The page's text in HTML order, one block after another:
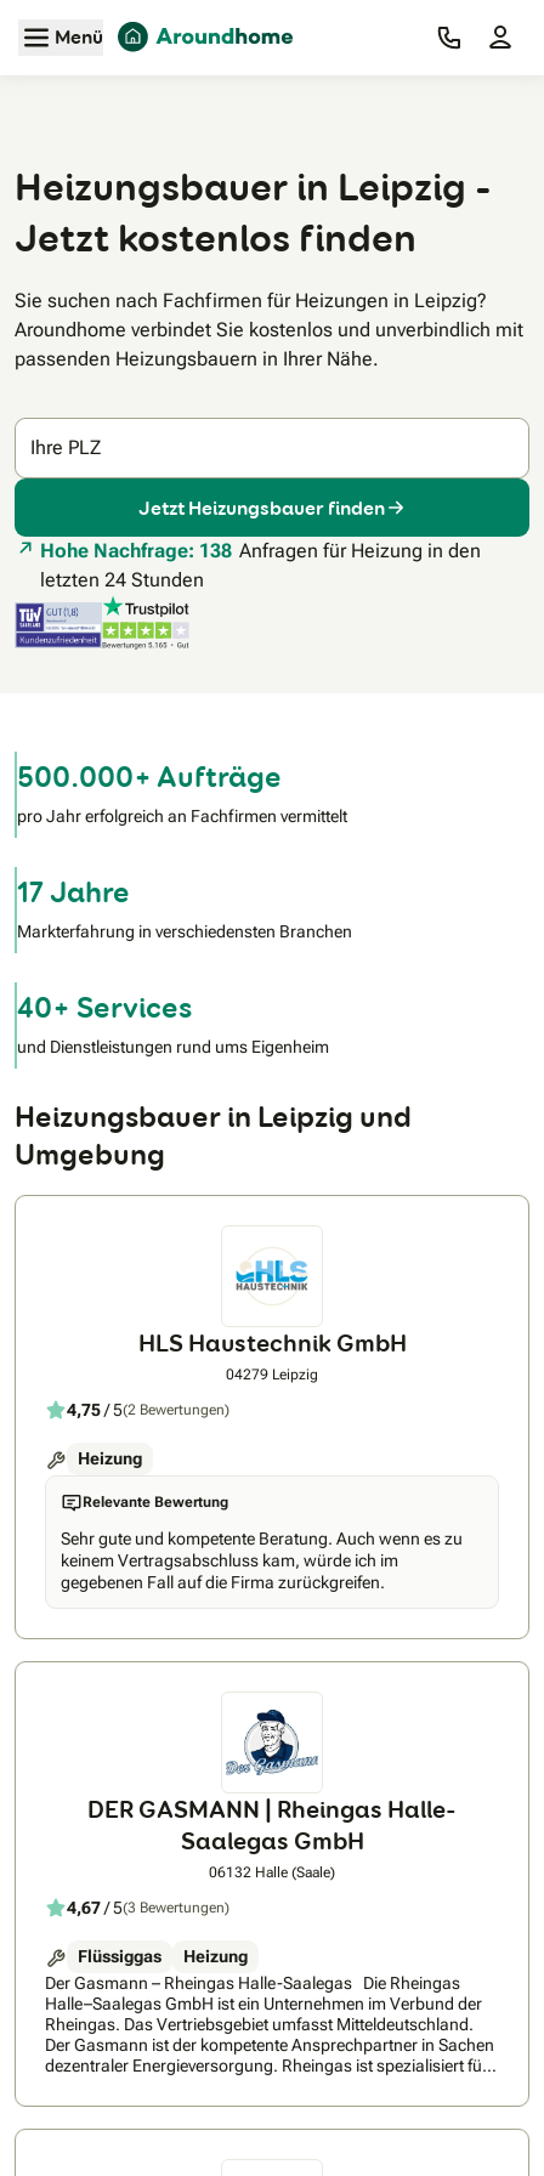
Zum Hauptinhalt
Menü
Heizungsbauer in Leipzig -
Jetzt kostenlos finden
Sie suchen nach Fachfirmen für Heizungen in Leipzig?
Aroundhome verbindet Sie kostenlos und unverbindlich mit
passenden Heizungsbauern in Ihrer Nähe.
Ihre PLZ
Jetzt Heizungsbauer finden
Hohe Nachfrage: 138 Anfragen für Heizung in den
letzten 24 Stunden
500.000+ Aufträge
pro Jahr erfolgreich an Fachfirmen vermittelt
17 Jahre
Markterfahrung in verschiedensten Branchen
40+ Services
und Dienstleistungen rund ums Eigenheim
Heizungsbauer in Leipzig und
Umgebung
HLS Haustechnik GmbH
04279 Leipzig
4,75/ 5(2 Bewertungen)
Heizung
Relevante Bewertung
Sehr gute und kompetente Beratung. Auch wenn es zu
keinem Vertragsabschluss kam, würde ich im
gegebenen Fall auf die Firma zurückgreifen.
DER GASMANN | Rheingas Halle-
Saalegas GmbH
06132 Halle (Saale)
4,67/ 5(3 Bewertungen)
Flüssiggas
Heizung
Der Gasmann – Rheingas Halle-Saalegas Die Rheingas
Halle–Saalegas GmbH ist ein Unternehmen im Verbund der
Rheingas. Das Vertriebsgebiet umfasst Mitteldeutschland.
Der Gasmann ist der kompetente Ansprechpartner in Sachen
dezentraler Energieversorgung. Rheingas ist spezialisiert für
Anbieter von Flüssiggas. Zum umfangreichen Produkt- und
Leistungsportfolio des Gasmannes zählen neben dem
Betrieb von Flüssiggastanks und lokalen Gasnetzen, welche